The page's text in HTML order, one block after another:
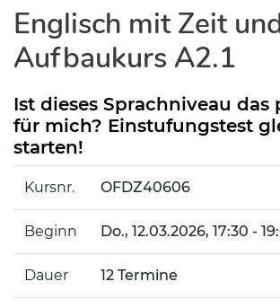
Englisch mit Zeit
Aufbaukurs A2.1
Ist dieses Sprachniveau das
für mich? Einstufungstest
starten!
Kursnr. OFDZ40606
Beginn Do., 12.03.2026, 17:30 -
Dauer 12 Termine